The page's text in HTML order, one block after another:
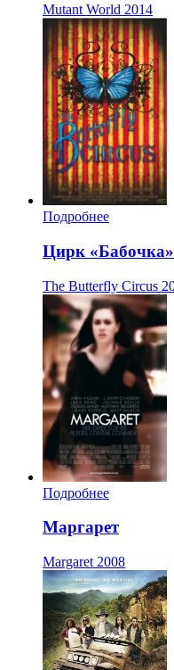
Mutant World 2014
Подробнее
Цирк «Бабочка»
The Butterfly Circus
Подробнее
Маргарет
Margaret 2008